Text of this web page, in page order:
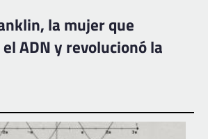
la mujer que
ADN y revolucionó la